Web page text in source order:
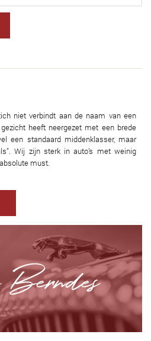
niet verbindt aan de naam van een
heeft neergezet met een brede
een standaard middenklasser, maar
Wij zijn sterk in auto’s met weinig
must.